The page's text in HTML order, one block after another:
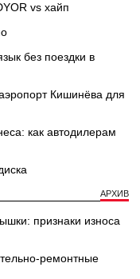
vs хайп
без поездки в
Кишинёва для
как автодилерам
АРХИВ
признаки износа
ремонтные